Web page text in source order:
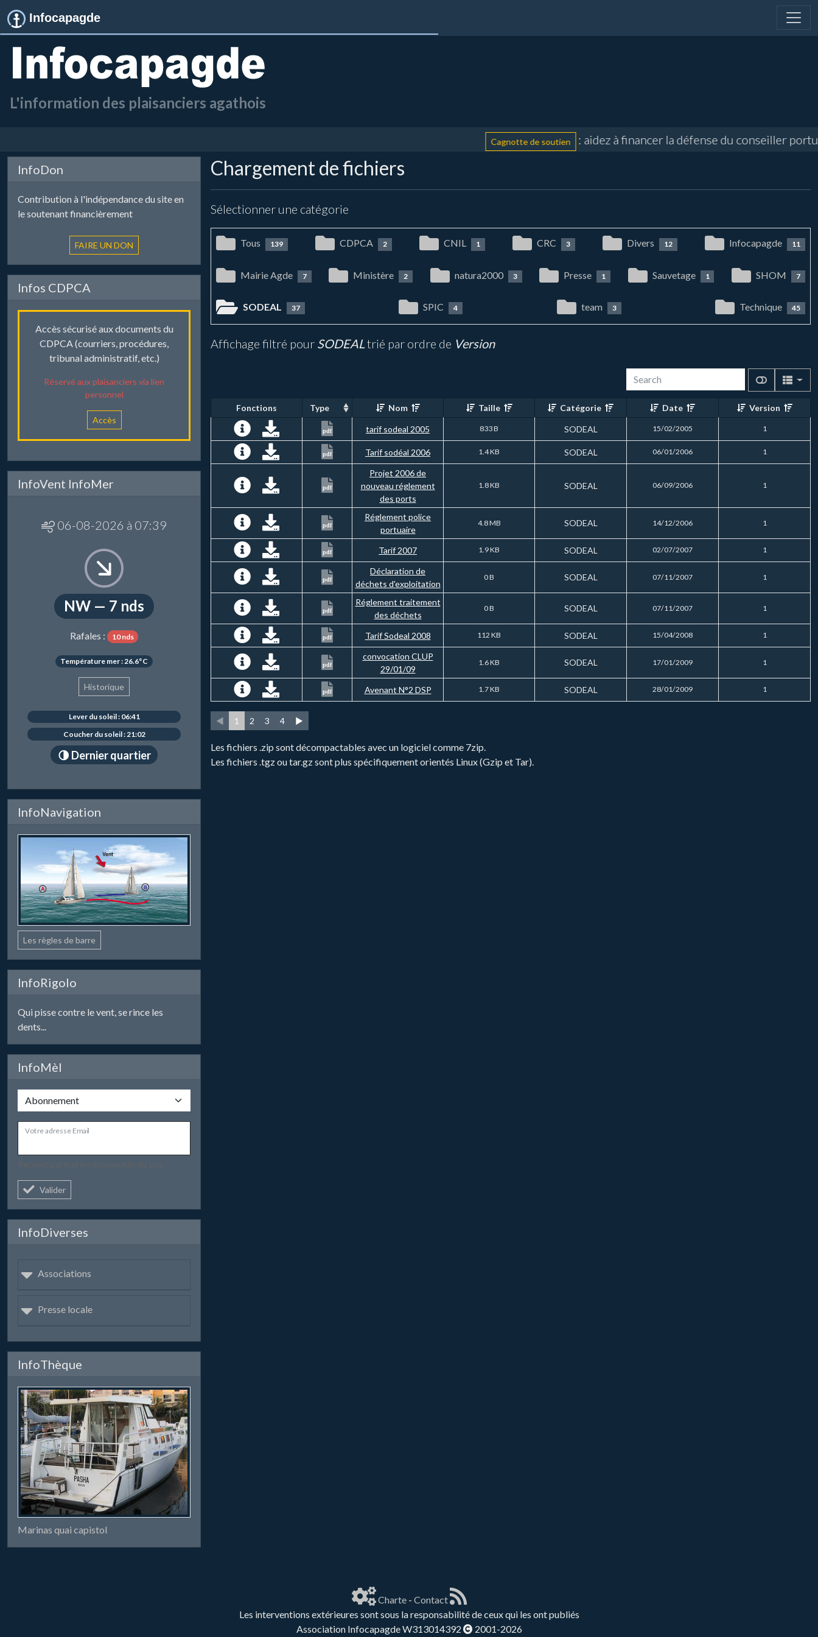
Infocapagde
L'information des plaisanciers agathois
Cagnotte de soutien : aidez à financer la défense du conseiller
InfoDon
Contribution à l'indépendance du site en
le soutenant financièrement
Infos CDPCA
Accès sécurisé aux documents du
CDPCA (courriers, procédures,
tribunal administratif, etc.)
Réservé aux plaisanciers via lien
personnel
Accès
InfoVent InfoMer
06-08-2026 à 07:39
NW — 7 nds
Rafales : 10 nds
Température mer : 26.6°C
Historique
Lever du soleil : 06:41
Coucher du soleil : 21:02
🌗 Dernier quartier
InfoNavigation
Les règles de barre
InfoRigolo
Qui pisse contre le vent, se rince les
dents...
InfoMèl
Votre adresse Email
Valider
InfoDiverses
Associations
Presse locale
InfoThèque
Marinas quai capistol
Chargement de fichiers
Sélectionner une catégorie
Tous 139 CDPCA 2 CNIL 1 CRC 3 Divers 12 Infocapagde 11
Mairie Agde 7 Ministère 2 natura2000 3 Presse 1 Sauvetage 1 SHOM 7
SODEAL 37 SPIC 4 team 3 Technique 45
Affichage filtré pour SODEALtrié par ordre de Version
Fonctions Type Nom Taille Catégorie Date Version
pdf tarif sodeal 2005 833 B SODEAL 15/02/2005 1
pdf Tarif sodéal 2006 1.4 KB SODEAL 06/01/2006 1
pdf
Projet 2006 de
nouveau réglement
des ports
1.8 KB SODEAL 06/09/2006 1
pdf
Réglement police
portuaire
4.8 MB SODEAL 14/12/2006 1
pdf Tarif 2007 1.9 KB SODEAL 02/07/2007 1
pdf
Déclaration de
déchets d'exploitation
0 B SODEAL 07/11/2007 1
pdf
Réglement traitement
des déchets
0 B SODEAL 07/11/2007 1
pdf Tarif Sodeal 2008 112 KB SODEAL 15/04/2008 1
pdf
convocation CLUP
29/01/09
1.6 KB SODEAL 17/01/2009 1
pdf Avenant N°2 DSP 1.7 KB SODEAL 28/01/2009 1
◄ 1 2 3 4 ►
Les fichiers .zip sont décompactables avec un logiciel comme 7zip.
Les fichiers .tgz ou tar.gz sont plus spécifiquement orientés Linux (Gzip et Tar).
Charte- Contact
Les interventions extérieures sont sous la responsabilité de ceux qui les ont publiés
Association Infocapagde W313014392
2001-2026